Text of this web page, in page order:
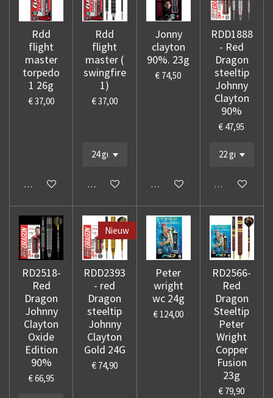
Rdd
flight
master
torpedo
1 26g
€ 37,00
In winkelwagen
Rdd
flight
master (
swingfire
1)
€ 37,00
In winkelwagen
Jonny
clayton
90%. 23g
€ 74,50
In winkelwagen
RDD1888
- Red
Dragon
steeltip
Johnny
Clayton
90%
€ 47,95
Uitverkocht
RD2518-
Red
Dragon
Johnny
Clayton
Oxide
Edition
90%
€ 66,95
Nieuw
RDD2393
- red
Dragon
steeltip
Johnny
Clayton
Gold 24G
€ 74,90
Peter
wright
wc 24g
€ 124,00
RD2566-
Red
Dragon
Steeltip
Peter
Wright
Copper
Fusion
23g
€ 79,90